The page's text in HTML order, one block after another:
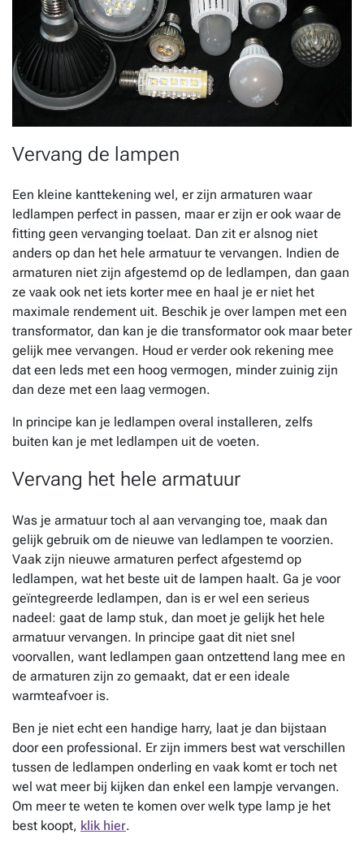
Vervang de lampen
Een kleine kanttekening wel, er zijn armaturen waar
ledlampen perfect in passen, maar er zijn er ook waar de
fitting geen vervanging toelaat. Dan zit er alsnog niet
anders op dan het hele armatuur te vervangen. Indien de
armaturen niet zijn afgestemd op de ledlampen, dan gaan
ze vaak ook net iets korter mee en haal je er niet het
maximale rendement uit. Beschik je over lampen met een
transformator, dan kan je die transformator ook maar beter
gelijk mee vervangen. Houd er verder ook rekening mee
dat een leds met een hoog vermogen, minder zuinig zijn
dan deze met een laag vermogen.
In principe kan je ledlampen overal installeren, zelfs
buiten kan je met ledlampen uit de voeten.
Vervang het hele armatuur
Was je armatuur toch al aan vervanging toe, maak dan
gelijk gebruik om de nieuwe van ledlampen te voorzien.
Vaak zijn nieuwe armaturen perfect afgestemd op
ledlampen, wat het beste uit de lampen haalt. Ga je voor
geïntegreerde ledlampen, dan is er wel een serieus
nadeel: gaat de lamp stuk, dan moet je gelijk het hele
armatuur vervangen. In principe gaat dit niet snel
voorvallen, want ledlampen gaan ontzettend lang mee en
de armaturen zijn zo gemaakt, dat er een ideale
warmteafvoer is.
Ben je niet echt een handige harry, laat je dan bijstaan
door een professional. Er zijn immers best wat verschillen
tussen de ledlampen onderling en vaak komt er toch net
wel wat meer bij kijken dan enkel een lampje vervangen.
Om meer te weten te komen over welk type lamp je het
best koopt, klik hier.